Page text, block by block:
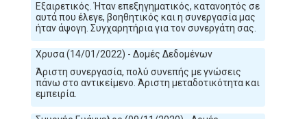
Εξαιρετικός. Ήταν επεξηγηματικός, κατανοητός σε
αυτά που έλεγε, βοηθητικός και η συνεργασία μας
ήταν άψογη. Συγχαρητήρια για τον συνεργάτη σας.
Χρυσα (14/01/2022) - Δομές Δεδομένων
Άριστη συνεργασία, πολύ συνεπής με γνώσεις
πάνω στο αντικείμενο. Άριστη μεταδοτικότητα και
εμπειρία.